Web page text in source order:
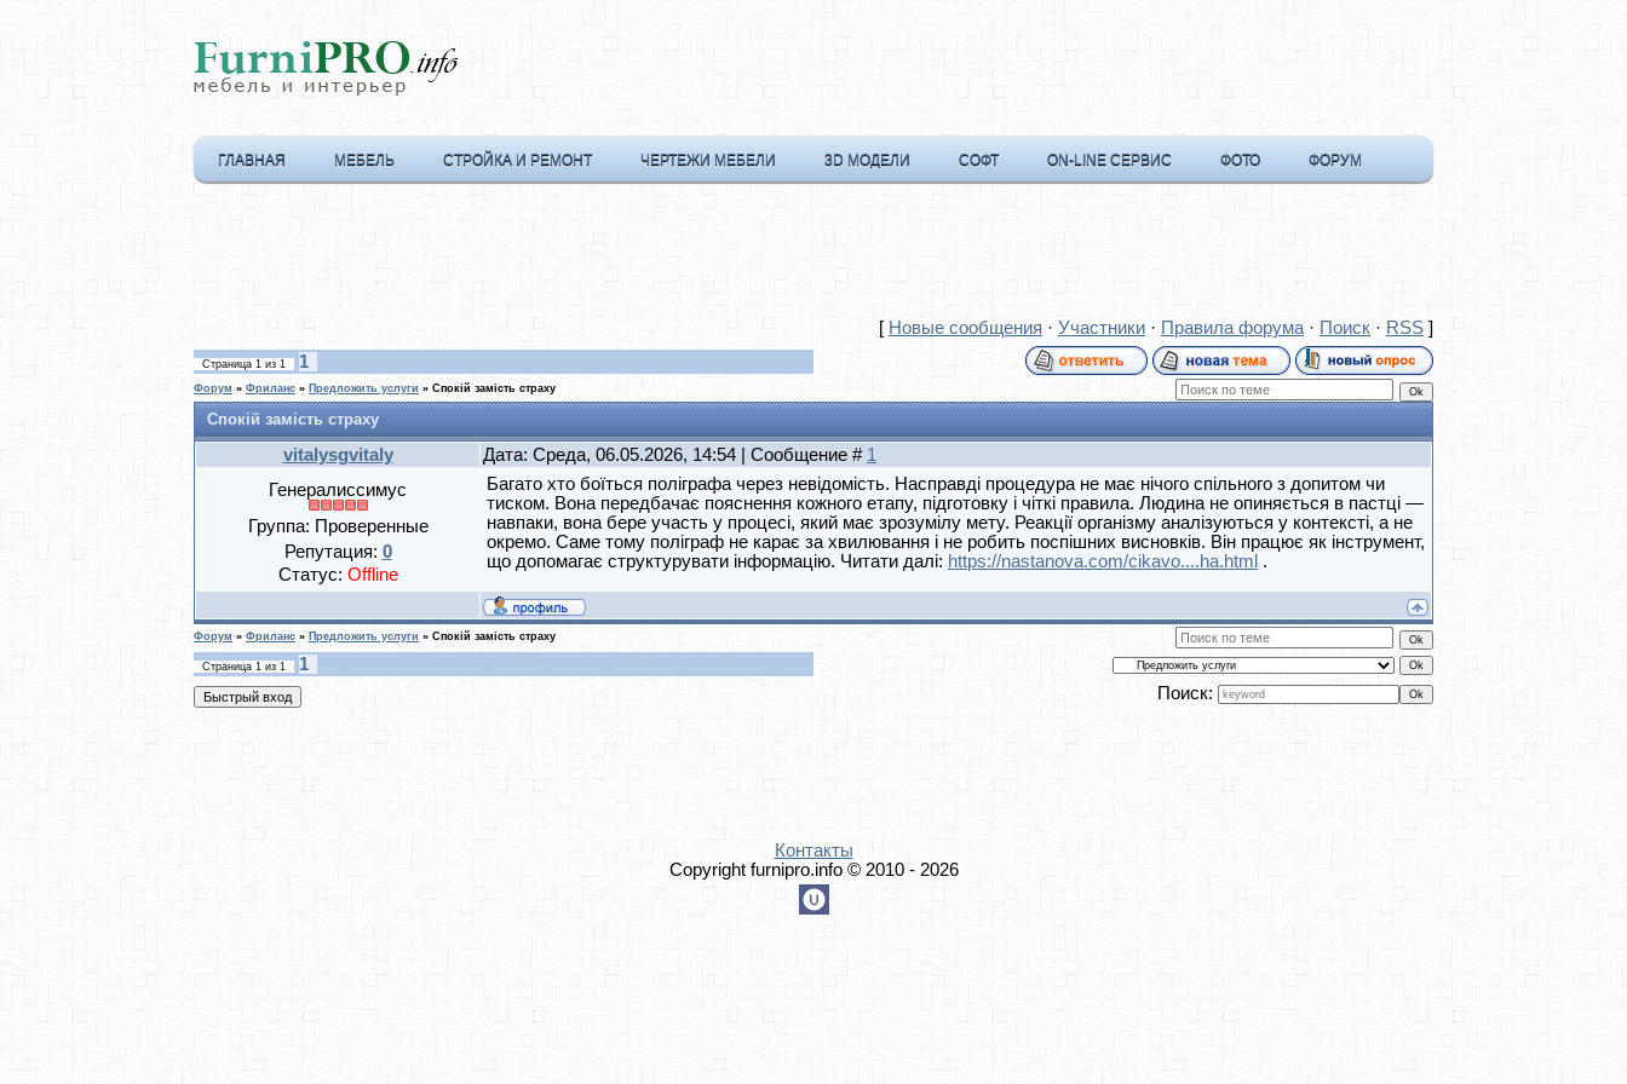
ГЛАВНАЯ МЕБЕЛЬ СТРОЙКА И РЕМОНТ ЧЕРТЕЖИ МЕБЕЛИ 3D МОДЕЛИ СОФТ ON-LINE СЕРВИС ФОТО ФОРУМ
[ Новые сообщения · Участники · Правила форума · Поиск · RSS]
Страница 1 из 1 1
Форум » Фриланс » Предложить услуги » Спокій замість страху
Спокій замість страху
vitalysgvitaly Дата: Среда, 06.05.2026, 14:54 | Сообщение # 1
Генералиссимус
Группа: Проверенные
Репутация: 0
Статус: Offline
Багато хто боїться поліграфа через невідомість. Насправді процедура не має нічого спільного з допитом чи
тиском. Вона передбачає пояснення кожного етапу, підготовку і чіткі правила. Людина не опиняється в пастці —
навпаки, вона бере участь у процесі, який має зрозумілу мету. Реакції організму аналізуються у контексті, а не
окремо. Саме тому поліграф не карає за хвилювання і не робить поспішних висновків. Він працює як інструмент,
що допомагає структурувати інформацію. Читати далі: https://nastanova.com/cikavo....ha.html .
Форум » Фриланс » Предложить услуги » Спокій замість страху
Страница 1 из 1
1
Поиск:
Контакты
Copyright furnipro.info © 2010 - 2026